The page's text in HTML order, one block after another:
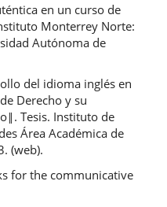
en un curso de
Monterrey Norte:
Autónoma de
del idioma inglés en
Derecho y su
Tesis. Instituto de
Área Académica de
(web).
for the communicative